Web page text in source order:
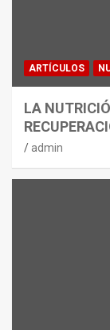
ARTÍCULOS
LA
admin